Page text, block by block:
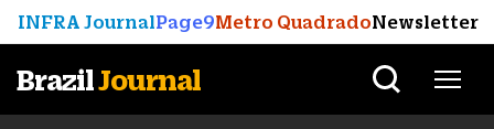
INFRA JournalPage9Metro QuadradoNewsletter
BrazilJournal